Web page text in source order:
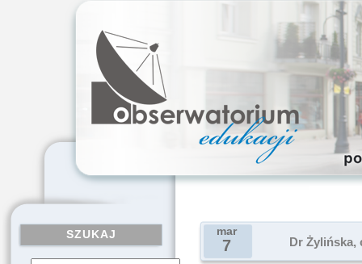
SZUKAJ mar
7 Dr Żylińska,